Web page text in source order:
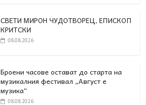
СВЕТИ МИРОН ЧУДОТВОРЕЦ, ЕПИСКОП
КРИТСКИ
08.08.2026
Броени часове остават до старта на
музикалния фестивал „Август е
музика“
08.08.2026